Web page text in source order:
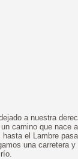
a nuestra
camino que nace
el Lambre
una carretera